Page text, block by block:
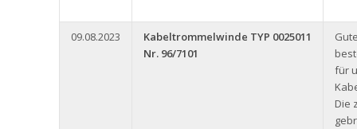
09.08.2023
Kabeltrommelwinde TYP 0025011
Nr. 96/7101
für
Die